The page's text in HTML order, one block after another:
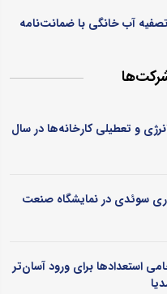
آب خانگی با ضمانت‌نامه
و تعطیلی کارخانه‌ها در سال
سوئدی در نمایشگاه صنعت
استعدادها برای ورود آسان‌تر